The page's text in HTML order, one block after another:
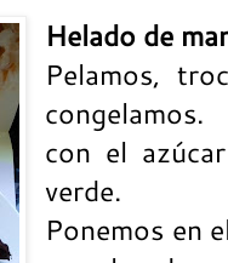
Helado de
Pelamos,
con el
verde.
Ponemos en